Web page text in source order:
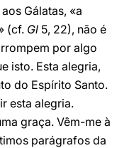
Gálatas, «a
(cf. Gl 5, 22), não é
por algo
isto. Esta alegria,
do Espírito Santo.
esta alegria.
graça. Vêm-me à
parágrafos da